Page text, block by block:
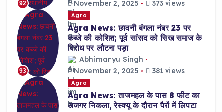
92
November 2, 2025
373 views
93
Agra
Agra News: छावनी बंगला नंबर 23 पर
कब्जे की कोशिश; पूर्व सांसद को सिख समाज के
विरोध पर लौटना पड़ा
Abhimanyu Singh
November 2, 2025
381 views
Agra
Agra News: ताजमहल के पास 8 फीट का
अजगर निकला, रेस्क्यू के दौरान पैरों में लिपटा